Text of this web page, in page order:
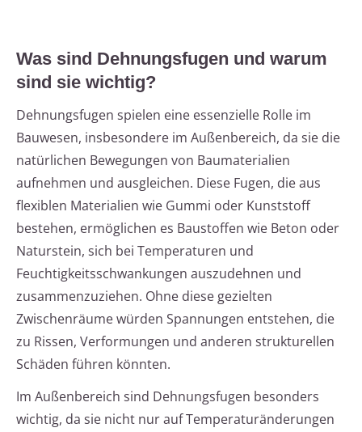
Was sind Dehnungsfugen und warum
sind sie wichtig?
Dehnungsfugen spielen eine essenzielle Rolle im
Bauwesen, insbesondere im Außenbereich, da sie die
natürlichen Bewegungen von Baumaterialien
aufnehmen und ausgleichen. Diese Fugen, die aus
flexiblen Materialien wie Gummi oder Kunststoff
bestehen, ermöglichen es Baustoffen wie Beton oder
Naturstein, sich bei Temperaturen und
Feuchtigkeitsschwankungen auszudehnen und
zusammenzuziehen. Ohne diese gezielten
Zwischenräume würden Spannungen entstehen, die
zu Rissen, Verformungen und anderen strukturellen
Schäden führen könnten.
Im Außenbereich sind Dehnungsfugen besonders
wichtig, da sie nicht nur auf Temperaturänderungen